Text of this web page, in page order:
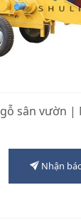
sân vườn |
Nhận